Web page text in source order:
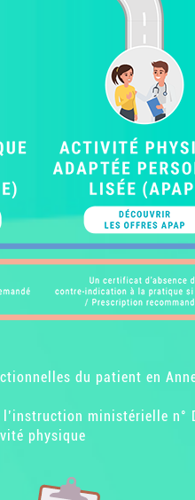
du patient en
ministérielle n°
physique